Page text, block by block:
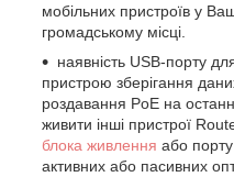
мобільних пристроїв у
громадському місці.
наявність USB-порту
пристрою зберігання
роздавання PoE на
живити інші пристрої
блока живлення або
активних або пасивних